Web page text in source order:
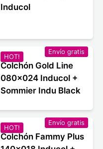
Inducol
HOT!
Envío gratis
Colchón Gold Line
080x024 Inducol +
Sommier Indu Black
HOT!
Envío gratis
Colchón Fammy Plus